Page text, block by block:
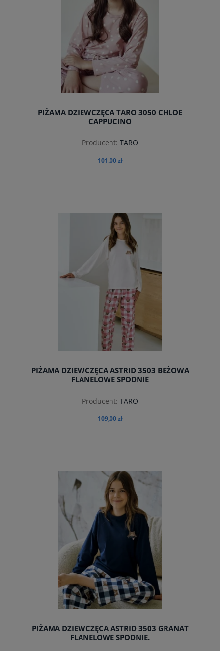
PIŻAMA DZIEWCZĘCA TARO 3050 CHLOE
CAPPUCINO
Producent: TARO
101,00 zł
do koszyka
PIŻAMA DZIEWCZĘCA ASTRID 3503 BEŻOWA
FLANELOWE SPODNIE
Producent: TARO
109,00 zł
do koszyka
PIŻAMA DZIEWCZĘCA ASTRID 3503 GRANAT
FLANELOWE SPODNIE.